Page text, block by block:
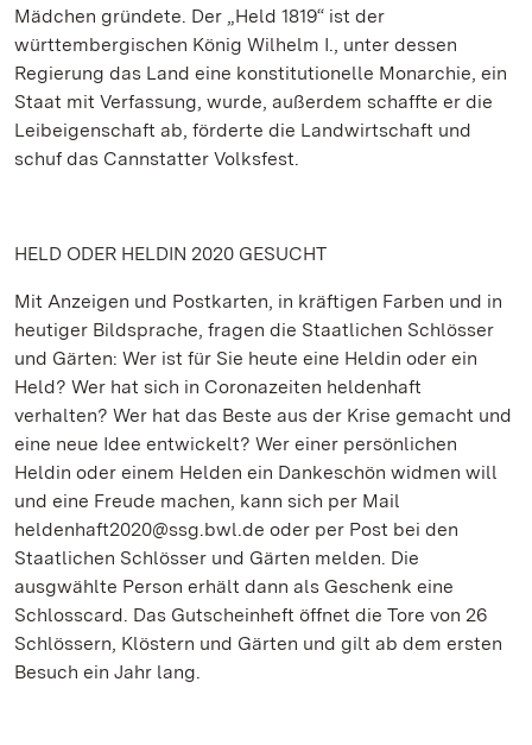
Mädchen gründete. Der „Held 1819“ ist der
württembergischen König Wilhelm I., unter dessen
Regierung das Land eine konstitutionelle Monarchie, ein
Staat mit Verfassung, wurde, außerdem schaffte er die
Leibeigenschaft ab, förderte die Landwirtschaft und
schuf das Cannstatter Volksfest.
HELD ODER HELDIN 2020 GESUCHT
Mit Anzeigen und Postkarten, in kräftigen Farben und in
heutiger Bildsprache, fragen die Staatlichen Schlösser
und Gärten: Wer ist für Sie heute eine Heldin oder ein
Held? Wer hat sich in Coronazeiten heldenhaft
verhalten? Wer hat das Beste aus der Krise gemacht und
eine neue Idee entwickelt? Wer einer persönlichen
Heldin oder einem Helden ein Dankeschön widmen will
und eine Freude machen, kann sich per Mail
heldenhaft2020@ssg.bwl.de oder per Post bei den
Staatlichen Schlösser und Gärten melden. Die
ausgwählte Person erhält dann als Geschenk eine
Schlosscard. Das Gutscheinheft öffnet die Tore von 26
Schlössern, Klöstern und Gärten und gilt ab dem ersten
Besuch ein Jahr lang.